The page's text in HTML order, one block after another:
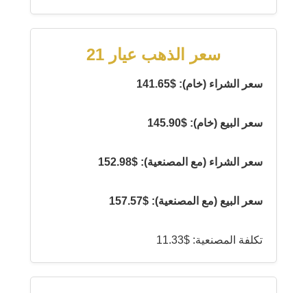
سعر الذهب عيار 21
سعر الشراء (خام): $141.65
سعر البيع (خام): $145.90
سعر الشراء (مع المصنعية): $152.98
سعر البيع (مع المصنعية): $157.57
تكلفة المصنعية: $11.33